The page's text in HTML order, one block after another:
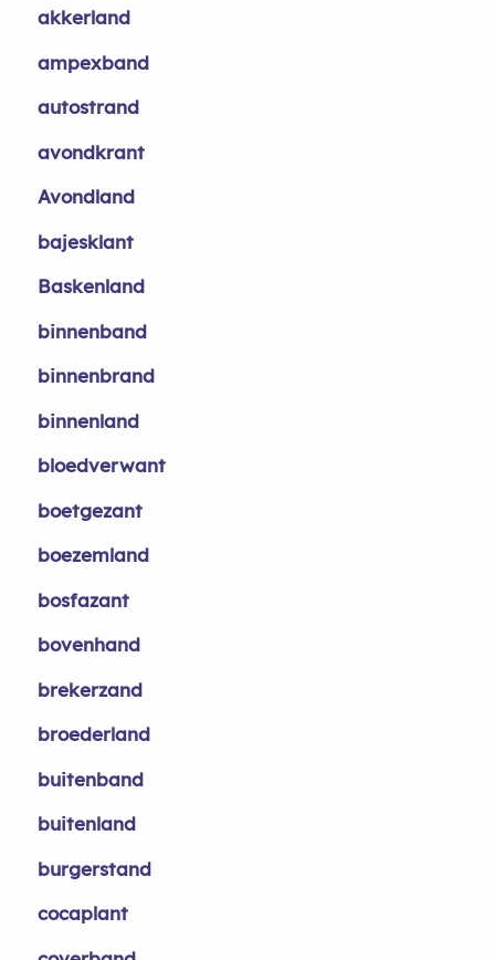
akkerland
ampexband
autostrand
avondkrant
Avondland
bajesklant
Baskenland
binnenband
binnenbrand
binnenland
bloedverwant
boetgezant
boezemland
bosfazant
bovenhand
brekerzand
broederland
buitenband
buitenland
burgerstand
cocaplant